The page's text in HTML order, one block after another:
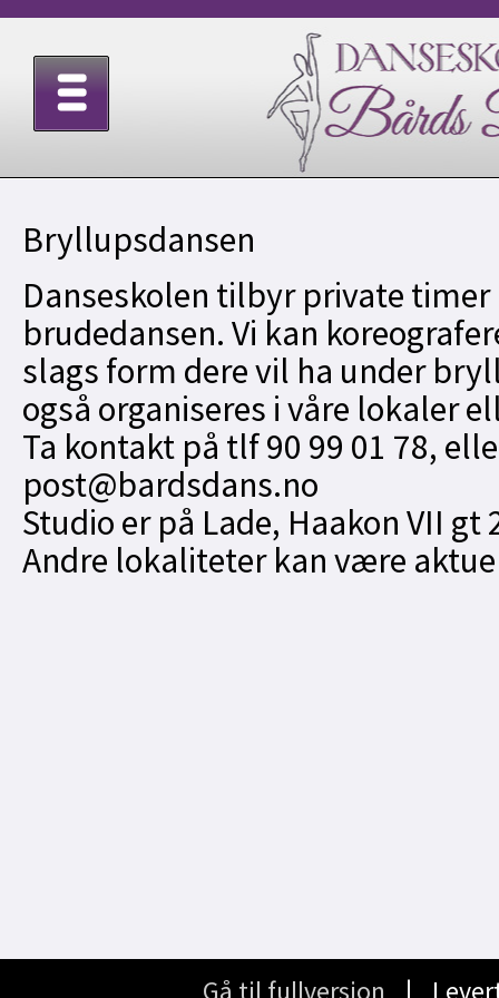
Bryllupsdansen
Danseskolen tilbyr private
brudedansen. Vi kan
slags form dere vil ha under
også organiseres i våre lokaler
Ta kontakt på tlf 90 99 01 78,
post@bardsdans.no
Studio er på Lade, Haakon VII gt
Andre lokaliteter kan være
Gå til fullversjon ∣